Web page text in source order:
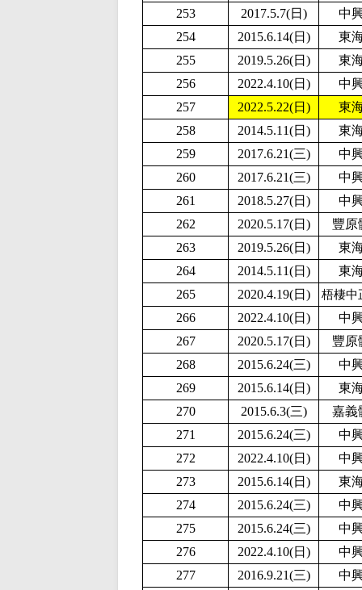
253
2017.5.7(日)
中
254
2015.6.14(日)
東
255
2019.5.26(日)
東
256
2022.4.10(日)
中
257
2022.5.22(日)
東
258
2014.5.11(日)
東
259
2017.6.21(三)
中
260
2017.6.21(三)
中
261
2018.5.27(日)
中
262
2020.5.17(日)
豐原
263
2019.5.26(日)
東
264
2014.5.11(日)
東
265
2020.4.19(日) 梧棲中
266 2022.4.10(日)
中
267
2020.5.17(日)
豐原
268
2015.6.24(三)
中
269
2015.6.14(日)
東
270
2015.6.3(三)
嘉義
271
2015.6.24(三)
中
272
2022.4.10(日)
中
273
2015.6.14(日)
東
274
2015.6.24(三)
中
275
2015.6.24(三)
中
276
2022.4.10(日)
中
277
2016.9.21(三) 中